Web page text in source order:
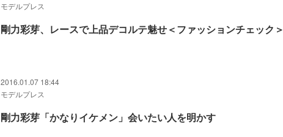
モデルプレス
剛力彩芽、レースで上品デコルテ魅せ＜ファッションチェック＞
2016.01.07 18:44
モデルプレス
剛力彩芽「かなりイケメン」会いたい人を明かす